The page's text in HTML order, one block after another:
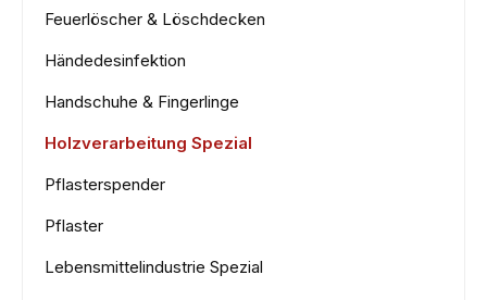
Feuerlöscher & Löschdecken
Händedesinfektion
Handschuhe & Fingerlinge
Holzverarbeitung Spezial
Pflasterspender
Pflaster
Lebensmittelindustrie Spezial